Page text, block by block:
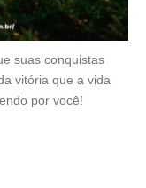
suas conquistas
vitória que a vida
por você!